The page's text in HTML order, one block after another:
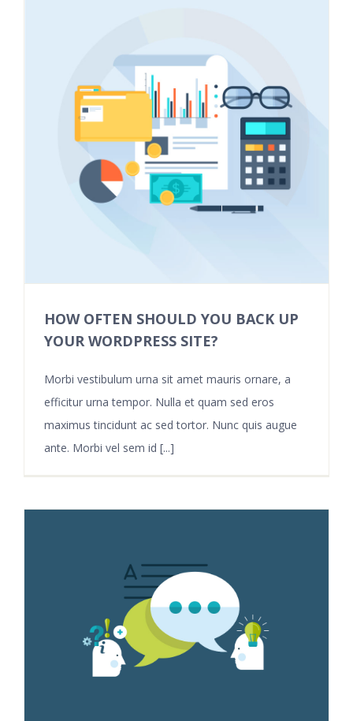
HOW OFTEN SHOULD YOU BACK UP
YOUR WORDPRESS SITE?
Morbi vestibulum urna sit amet mauris ornare, a
efficitur urna tempor. Nulla et quam sed eros
maximus tincidunt ac sed tortor. Nunc quis augue
ante. Morbi vel sem id [...]